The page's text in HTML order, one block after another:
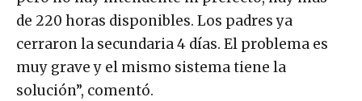
de 220 horas disponibles. Los padres ya
cerraron la secundaria 4 días. El problema es
muy grave y el mismo sistema tiene la
solución”, comentó.